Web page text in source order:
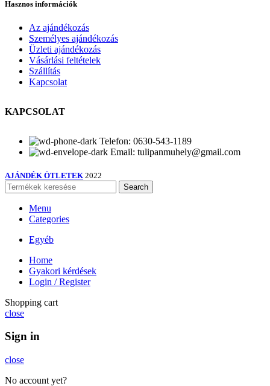
Hasznos információk
Az ajándékozás
Személyes ajándékozás
Üzleti ajándékozás
Vásárlási feltételek
Szállítás
Kapcsolat
KAPCSOLAT
Telefon: 0630-543-1189
Email: tulipanmuhely@gmail.com
AJÁNDÉK ÖTLETEK 2022
Search
Menu
Categories
Egyéb
Home
Gyakori kérdések
Login / Register
Shopping cart
close
Sign in
close
No account yet?